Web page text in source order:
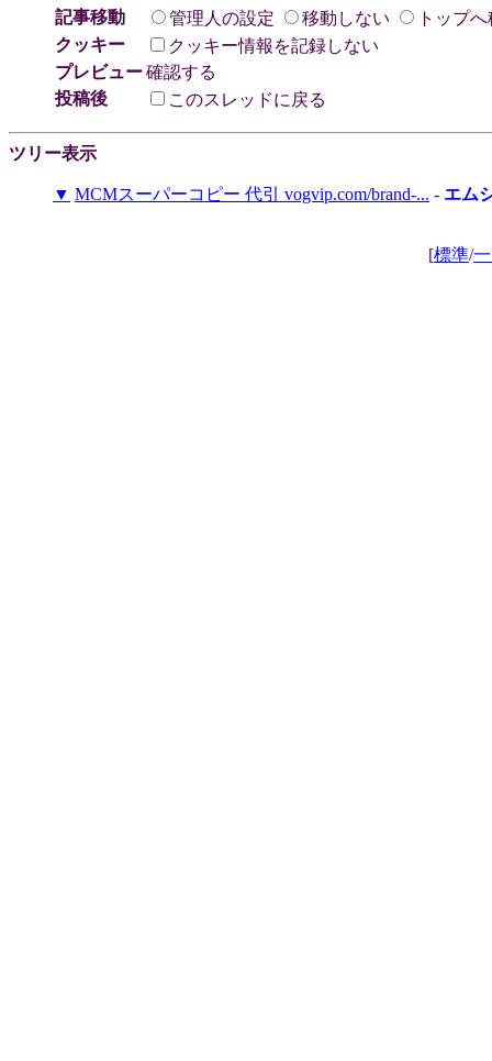
記事移動
管理人の設定 移動しない
トップ
クッキー
クッキー情報を記録しない
プレビュー確認する
投稿後
このスレッドに戻る
ツリー表示
▼ MCMスーパーコピー 代引 vogvip.com/brand-... - エム
[標準/